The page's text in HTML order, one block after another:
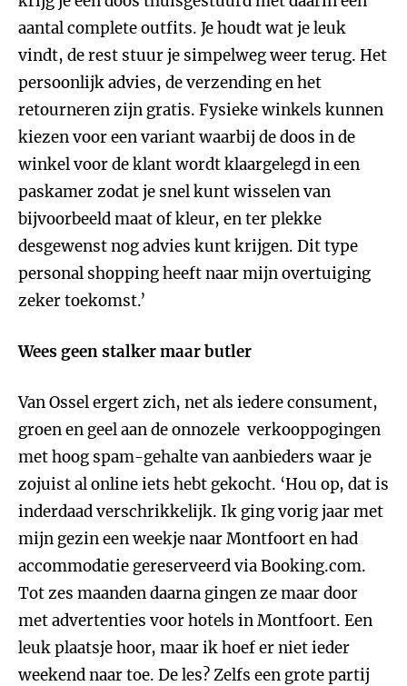
aantal complete outfits. Je houdt wat je leuk
vindt, de rest stuur je simpelweg weer terug. Het
persoonlijk advies, de verzending en het
retourneren zijn gratis. Fysieke winkels kunnen
kiezen voor een variant waarbij de doos in de
winkel voor de klant wordt klaargelegd in een
paskamer zodat je snel kunt wisselen van
bijvoorbeeld maat of kleur, en ter plekke
desgewenst nog advies kunt krijgen. Dit type
personal shopping heeft naar mijn overtuiging
zeker toekomst.’
Wees geen stalker maar butler
Van Ossel ergert zich, net als iedere consument,
groen en geel aan de onnozele verkooppogingen
met hoog spam-gehalte van aanbieders waar je
zojuist al online iets hebt gekocht. ‘Hou op, dat is
inderdaad verschrikkelijk. Ik ging vorig jaar met
mijn gezin een weekje naar Montfoort en had
accommodatie gereserveerd via Booking.com.
Tot zes maanden daarna gingen ze maar door
met advertenties voor hotels in Montfoort. Een
leuk plaatsje hoor, maar ik hoef er niet ieder
weekend naar toe. De les? Zelfs een grote partij